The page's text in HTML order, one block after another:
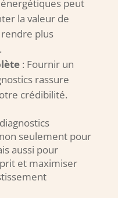
peut
la valeur de
plus
: Fournir un
rassure
crédibilité.
seulement pour
aussi pour
et maximiser